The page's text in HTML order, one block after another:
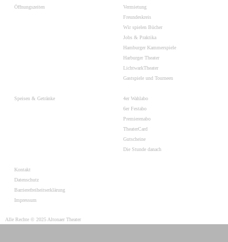
Öffnungszeiten
Vermietung
Freundeskreis
Wir spielen Bücher
Jobs & Praktika
Hamburger Kammerspiele
Harburger Theater
LichtwarkTheater
Gastspiele und Tourneen
Speisen & Getränke
4er Wahlabo
6er Festabo
Premierenabo
TheaterCard
Gutscheine
Die Stunde danach
Kontakt
Datenschutz
Barrierefreiheitserklärung
Impressum
Alle Rechte © 2025 Altonaer Theater